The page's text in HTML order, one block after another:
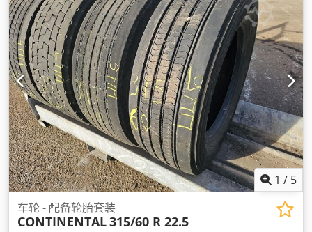
1 / 5
车轮 - 配备轮胎套装
CONTINENTAL315/60 R 22.5